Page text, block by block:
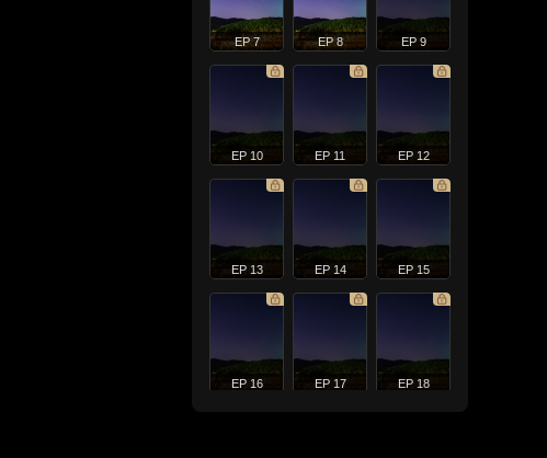
EP 7 EP 8 EP 9
EP 10 EP 11 EP 12
EP 13 EP 14 EP 15
EP 16 EP 17 EP 18